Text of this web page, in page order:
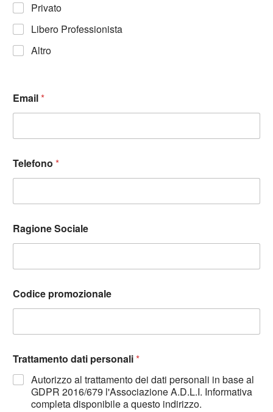
Privato
Libero Professionista
Altro
Email*
Telefono *
Ragione Sociale
Codice promozionale
Trattamento dati personali*
Autorizzo al trattamento dei dati personali in base al
GDPR 2016/679 l'Associazione A.D.L.I. Informativa
completa disponibile a questo indirizzo.